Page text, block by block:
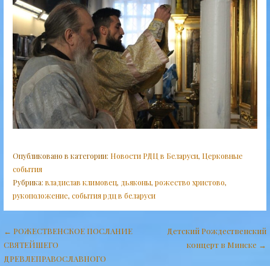
Опубликовано в категории: Новости РДЦ в Беларуси, Церковные
события
Рубрика: владислав климовец, дьяконы, рожество христово,
рукоположение, события рдц в беларуси
Навигация
по
← РОЖЕСТВЕНСКОЕ ПОСЛАНИЕ
СВЯТЕЙШЕГО
ДРЕВЛЕПРАВОСЛАВНОГО
Детский Рождественский
концерт в Минске →